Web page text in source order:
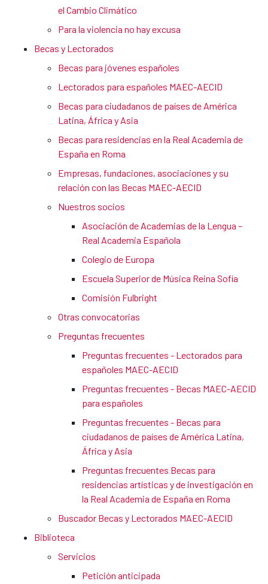
el Cambio Climático
Para la violencia no hay excusa
Becas y Lectorados
Becas para jóvenes españoles
Lectorados para españoles MAEC-AECID
Becas para ciudadanos de países de América
Latina, África y Asia
Becas para residencias en la Real Academia de
España en Roma
Empresas, fundaciones, asociaciones y su
relación con las Becas MAEC-AECID
Nuestros socios
Asociación de Academias de la Lengua –
Real Academia Española
Colegio de Europa
Escuela Superior de Música Reina Sofía
Comisión Fulbright
Otras convocatorias
Preguntas frecuentes
Preguntas frecuentes - Lectorados para
españoles MAEC-AECID
Preguntas frecuentes - Becas MAEC-AECID
para españoles
Preguntas frecuentes - Becas para
ciudadanos de países de América Latina,
África y Asia
Preguntas frecuentes Becas para
residencias artísticas y de investigación en
la Real Academia de España en Roma
Buscador Becas y Lectorados MAEC-AECID
Biblioteca
Servicios
Petición anticipada